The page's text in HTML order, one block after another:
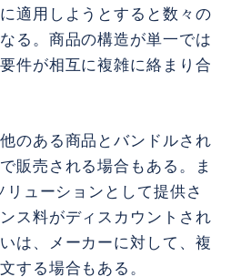
適用しようとすると数々の
る。商品の構造が単一では
件が相互に複雑に絡まり合
のある商品とバンドルされ
販売される場合もある。ま
ューションとして提供さ
ス料がディスカウントされ
は、メーカーに対して、複
する場合もある。